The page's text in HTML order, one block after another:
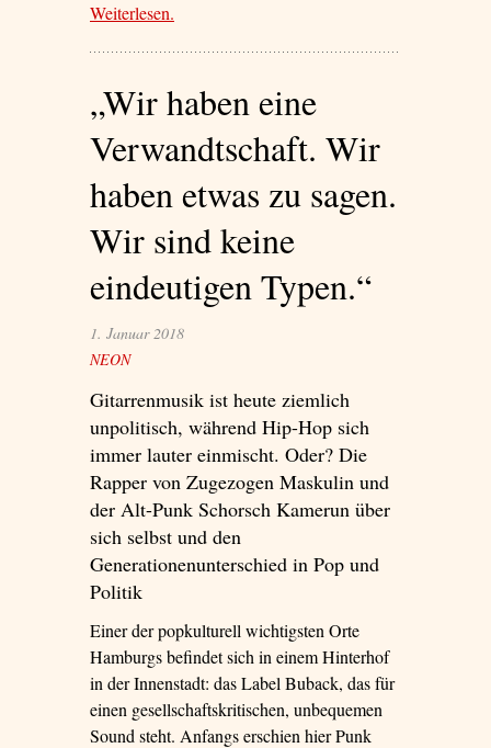
Weiterlesen– ‘Klänge aus der Arche Noah’
.
„Wir haben eine
Verwandtschaft. Wir
haben etwas zu sagen.
Wir sind keine
eindeutigen Typen.“
1. Januar 2018
NEON
Gitarrenmusik ist heute ziemlich
unpolitisch, während Hip-Hop sich
immer lauter einmischt. Oder? Die
Rapper von Zugezogen Maskulin und
der Alt-Punk Schorsch Kamerun über
sich selbst und den
Generationenunterschied in Pop und
Politik
Einer der popkulturell wichtigsten Orte
Hamburgs befindet sich in einem Hinterhof
in der Innenstadt: das Label Buback, das für
einen gesellschaftskritischen, unbequemen
Sound steht. Anfangs erschien hier Punk